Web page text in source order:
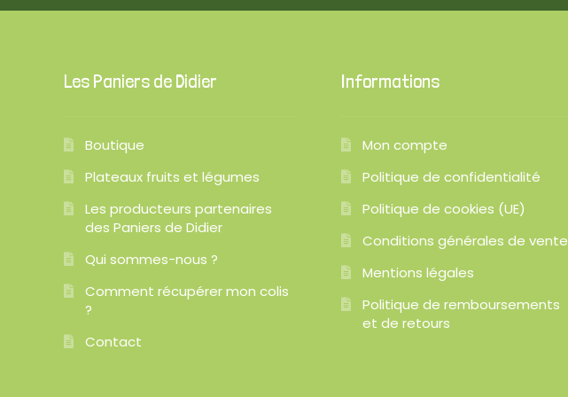
Les Paniers de Didier
Boutique
Plateaux fruits et légumes
Les producteurs partenaires
des Paniers de Didier
Qui sommes-nous ?
Comment récupérer mon colis
?
Contact
Informations
Mon compte
Politique de confidentialité
Politique de cookies (UE)
Conditions générales de vente
Mentions légales
Politique de remboursements
et de retours